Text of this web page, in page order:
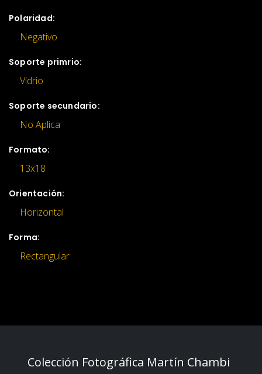
Polaridad:
Negativo
Soporte primrio:
Vidrio
Soporte secundario:
No Aplica
Formato:
13x18
Orientación:
Horizontal
Forma:
Rectangular
Colección Fotográfica Martín Chambi